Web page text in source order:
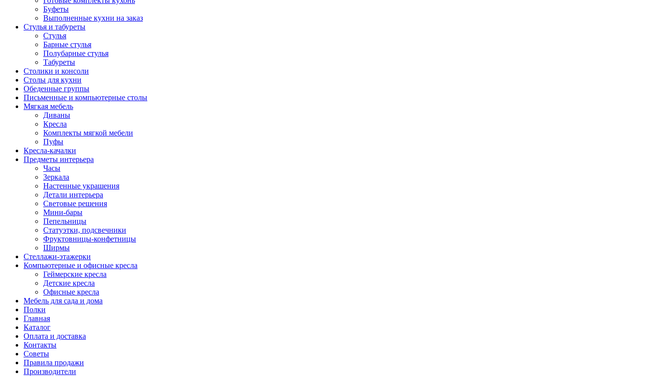
Буфеты
Выполненные кухни на заказ
Стулья и табуреты
Стулья
Барные стулья
Полубарные стулья
Табуреты
Столики и консоли
Столы для кухни
Обеденные группы
Письменные и компьютерные столы
Мягкая мебель
Диваны
Кресла
Комплекты мягкой мебели
Пуфы
Кресла-качалки
Предметы интерьера
Часы
Зеркала
Настенные украшения
Детали интерьера
Световые решения
Мини-бары
Пепельницы
Статуэтки, подсвечники
Фруктовницы-конфетницы
Ширмы
Стеллажи-этажерки
Компьютерные и офисные кресла
Геймерские кресла
Детские кресла
Офисные кресла
Мебель для сада и дома
Полки
Главная
Каталог
Оплата и доставка
Контакты
Советы
Правила продажи
Производители